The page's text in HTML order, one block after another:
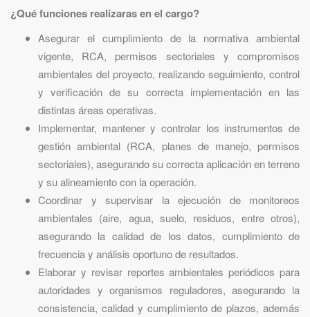
¿Qué funciones realizaras en el cargo?
Asegurar el cumplimiento de la normativa ambiental
vigente, RCA, permisos sectoriales y compromisos
ambientales del proyecto, realizando seguimiento, control
y verificación de su correcta implementación en las
distintas áreas operativas.
Implementar, mantener y controlar los instrumentos de
gestión ambiental (RCA, planes de manejo, permisos
sectoriales), asegurando su correcta aplicación en terreno
y su alineamiento con la operación.
Coordinar y supervisar la ejecución de monitoreos
ambientales (aire, agua, suelo, residuos, entre otros),
asegurando la calidad de los datos, cumplimiento de
frecuencia y análisis oportuno de resultados.
Elaborar y revisar reportes ambientales periódicos para
autoridades y organismos reguladores, asegurando la
consistencia, calidad y cumplimiento de plazos, además